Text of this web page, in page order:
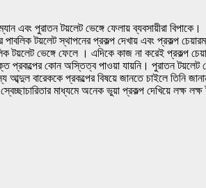
এবং পুরাতন টয়লেট ভেঙ্গে ফেলায় ব্যবসায়ীরা বিপাকে।
টয়লেট স্থাপনের প্রকল্প দেখায় এবং প্রকল্প
ভেঙ্গে ফেলে । এদিকে কাজ না করেই প্রকল্প
কোন অস্তিত্ব পাওয়া যায়নি। পুরাতন টয়লেট
আব্দুল বারেককে প্রকল্পের বিষয়ে জানতে চাইলে তিনি
মাধ্যমে অনেক ভুয়া প্রকল্প দেখিয়ে লক্ষ লক্ষ